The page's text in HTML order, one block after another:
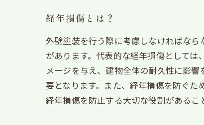
経年損傷とは？
外壁塗装を行う際に考慮しなければな
があります。代表的な経年損傷として
メージを与え、建物全体の耐久性に影
要となります。また、経年損傷を防ぐた
経年損傷を防止する大切な役割があるこ